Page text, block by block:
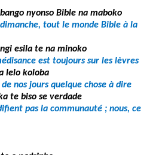
nyonso Bible na maboko
tout le monde Bible à la
esila te na minoko
est toujours sur les lèvres
lelo koloba
nos jours quelque chose à dire
te biso se verdade
pas la communauté ; nous, ce